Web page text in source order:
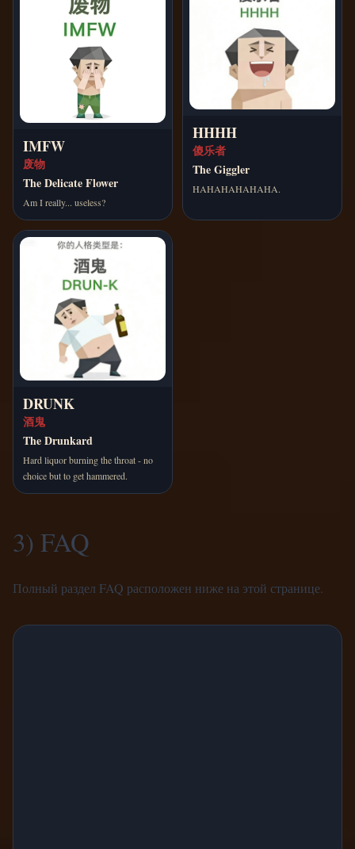
IMFW
废物
The Delicate Flower
Am I really... useless?
HHHH
傻乐者
The Giggler
HAHAHAHAHAHA.
DRUNK
酒鬼
The Drunkard
Hard liquor burning the throat - no
choice but to get hammered.
3) FAQ
Полный раздел FAQ расположен ниже на этой странице.